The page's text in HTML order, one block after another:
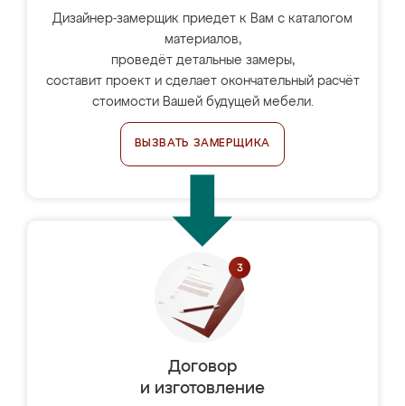
Дизайнер-замерщик приедет к Вам с каталогом
материалов,
проведёт детальные замеры,
составит проект и сделает окончательный расчёт
стоимости Вашей будущей мебели.
ВЫЗВАТЬ ЗАМЕРЩИКА
Договор
и изготовление